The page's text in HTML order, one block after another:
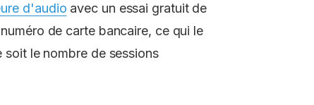
d'audio avec un essai gratuit de
de carte bancaire, ce qui le
le nombre de sessions